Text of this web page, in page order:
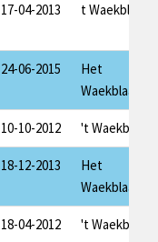
17-04-2013 t Waekblaad
24-06-2015
Het
Waekblaad
10-10-2012 't Waekblaad
18-12-2013
Het
Waekblaad
18-04-2012 't Waekblaad